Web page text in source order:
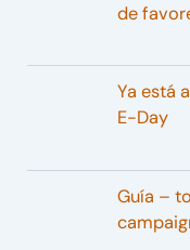
de
Ya está
E-Day
Guía –